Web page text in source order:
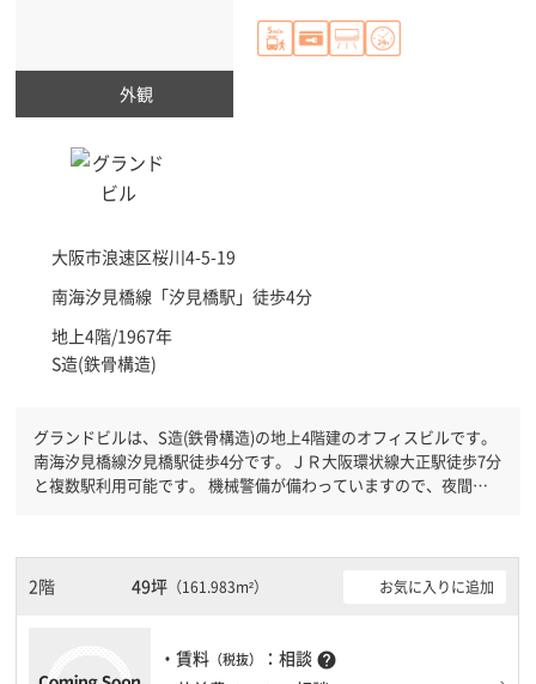
外観
大阪市浪速区桜川4-5-19
南海汐見橋線「汐見橋駅 」徒歩4分
地上4階/1967年
S造(鉄骨構造)
グランドビルは、S造(鉄骨構造)の地上4階建のオフィスビルです。
南海汐見橋線汐見橋駅徒歩4分です。ＪＲ大阪環状線大正駅徒歩7分
と複数駅利用可能です。 機械警備が備わっていますので、夜間や
2階 49坪（161.983m²） お気に入りに追加
・賃料 （税抜） ：相談 help